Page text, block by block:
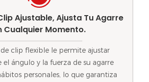
Ajustable, Ajusta Tu Agarre
Cualquier Momento.
de clip flexible le permite ajustar
ángulo y la fuerza de su agarre
personales, lo que garantiza